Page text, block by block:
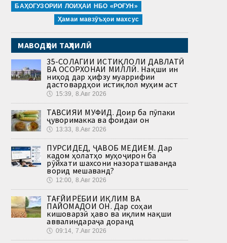
БАҲОГУЗОРИИ ЛОИҲАИ НБО «РОҒУН»
Ҳамаи мавзӯъҳои махсус
МАВОДҲОИ ТАҲЛИЛӢ
35-СОЛАГИИ ИСТИҚЛОЛИ ДАВЛАТӢ
ВА ОСОРХОНАИ МИЛЛӢ. Нақши ин
ниҳод дар ҳифзу муаррифии
дастовардҳои истиқлол муҳим аст
🕔 15:39, 8.Авг 2026
ТАВСИЯИ МУФИД. Доир ба пӯпаки
ҷуворимакка ва фоидаи он
🕔 13:33, 8.Авг 2026
ПУРСИДЕД, ҶАВОБ МЕДИҲЕМ. Дар
кадом ҳолатҳо муҳоҷирон ба
рӯйхати шахсони назоратшаванда
ворид мешаванд?
🕔 12:00, 8.Авг 2026
ТАҒЙИРЁБИИ ИҚЛИМ ВА
ПАЙОМАДҲОИ ОН. Дар соҳаи
кишоварзӣ ҳаво ва иқлим нақши
аввалиндараҷа доранд
🕔 09:14, 7.Авг 2026